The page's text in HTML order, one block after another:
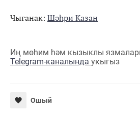
Чыганак: Шәһри Казан
Иң мөһим һәм кызыклы
Telegram-каналында укыгыз
Ошый